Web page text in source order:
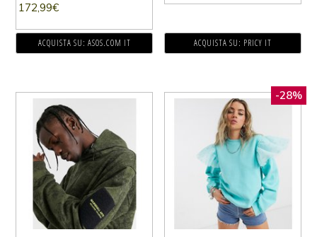
172,99€
ACQUISTA SU: ASOS.COM IT ACQUISTA SU: PRICY IT
-28%